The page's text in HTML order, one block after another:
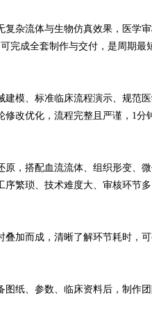
杂流体与生物仿真效果，医学
完成全套制作与交付，是周期最
模、标准临床流程演示、规范
改优化，流程完整且严谨，1分
，搭配血流流体、组织形变、
繁琐、技术难度大、审核环节
加而成，清晰了解环节耗时，
纸、参数、临床资料后，制作